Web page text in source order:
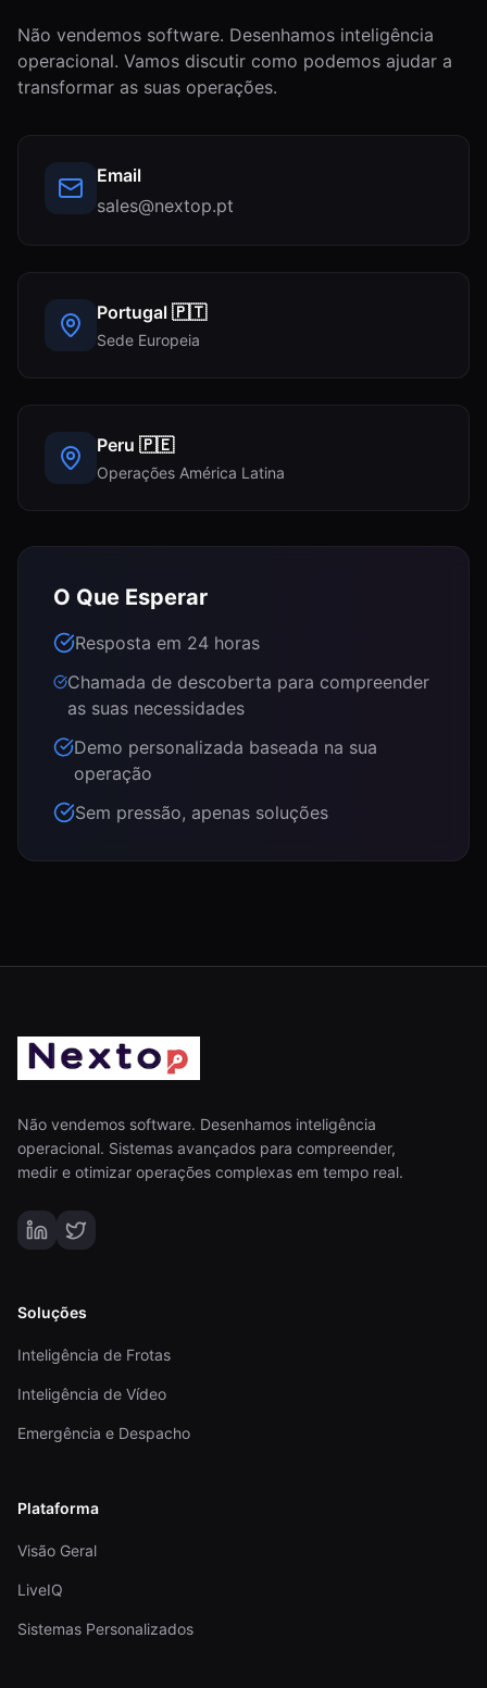
Não vendemos software. Desenhamos inteligência
operacional. Vamos discutir como podemos ajudar a
transformar as suas operações.
Email
sales@nextop.pt
Portugal 🇵🇹
Sede Europeia
Peru 🇵🇪
Operações América Latina
O Que Esperar
Resposta em 24 horas
Chamada de descoberta para compreender
as suas necessidades
Demo personalizada baseada na sua
operação
Sem pressão, apenas soluções
Não vendemos software. Desenhamos inteligência
operacional. Sistemas avançados para compreender,
medir e otimizar operações complexas em tempo real.
Soluções
Inteligência de Frotas
Inteligência de Vídeo
Emergência e Despacho
Plataforma
Visão Geral
LiveIQ
Sistemas Personalizados